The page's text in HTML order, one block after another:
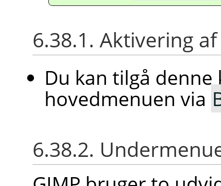
6.38.1. Aktivering
Du kan tilgå
hovedmenuen via
6.38.2.